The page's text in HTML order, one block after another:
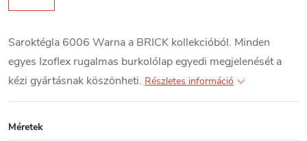
Saroktégla 6006 Warna a BRICK kollekcióból. Minden
egyes Izoflex rugalmas burkolólap egyedi megjelenését a
kézi gyártásnak köszönheti. Részletes információ
Méretek